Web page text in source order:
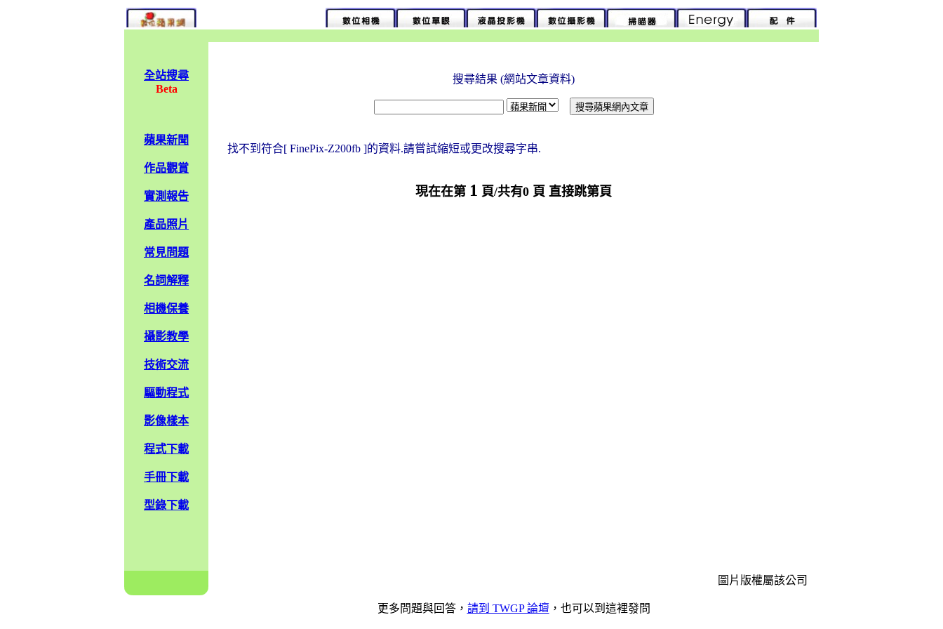
全站搜尋
Beta
蘋果新聞
作品觀賞
實測報告
產品照片
常見問題
名詞解釋
相機保養
攝影教學
技術交流
驅動程式
影像樣本
程式下載
手冊下載
型錄下載
搜尋結果 (網站文章資料)
找不到符合[ FinePix-Z200fb ]的資料.請嘗試縮短或更改搜尋字串.
現在在第 1 頁/共有0 頁 直接跳第頁
圖片版權屬該公司
更多問題與回答， 請到 TWGP 論壇 ，也可以到這裡發問